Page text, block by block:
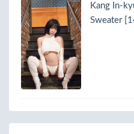
Kang In-
Sweater